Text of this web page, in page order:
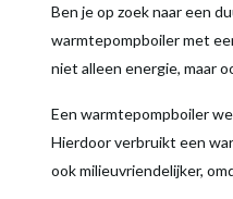
Ben je op zoek naar een
warmtepompboilermet
niet alleen energie, maar
Een warmtepompboiler
Hierdoor verbruikt een
ook milieuvriendelijker,